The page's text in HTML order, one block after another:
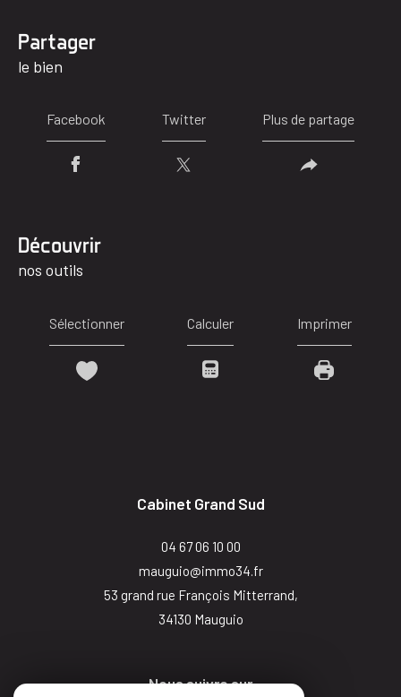
partager
le bien
Facebook Twitter Plus de partage
découvrir
nos outils
Sélectionner Calculer Imprimer
Cabinet Grand Sud
04 67 06 10 00
mauguio@immo34.fr
53 grand rue François Mitterrand,
34130
mauguio
Nous suivre sur